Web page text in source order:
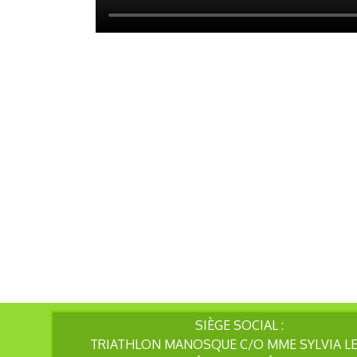
SIÈGE SOCIAL :
TRIATHLON MANOSQUE C/O MME SYLVIA